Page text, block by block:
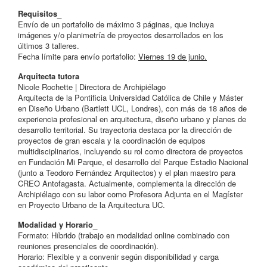
Requisitos_
Envío de un portafolio de máximo 3 páginas, que incluya
imágenes y/o planimetría de proyectos desarrollados en los
últimos 3 talleres.
Fecha límite para envío portafolio: Viernes 19 de junio.
Arquitecta tutora
Nicole Rochette | Directora de Archipiélago
Arquitecta de la Pontificia Universidad Católica de Chile y Máster
en Diseño Urbano (Bartlett UCL, Londres), con más de 18 años de
experiencia profesional en arquitectura, diseño urbano y planes de
desarrollo territorial. Su trayectoria destaca por la dirección de
proyectos de gran escala y la coordinación de equipos
multidisciplinarios, incluyendo su rol como directora de proyectos
en Fundación Mi Parque, el desarrollo del Parque Estadio Nacional
(junto a Teodoro Fernández Arquitectos) y el plan maestro para
CREO Antofagasta. Actualmente, complementa la dirección de
Archipiélago con su labor como Profesora Adjunta en el Magíster
en Proyecto Urbano de la Arquitectura UC.
Modalidad y Horario_
Formato: Híbrido (trabajo en modalidad online combinado con
reuniones presenciales de coordinación).
Horario: Flexible y a convenir según disponibilidad y carga